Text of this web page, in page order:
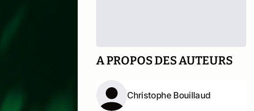
A PROPOS DES AUTEURS
Christophe Bouillaud